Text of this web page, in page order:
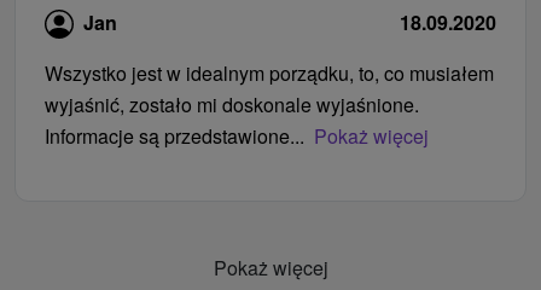
Jan
18.09.2020
Wszystko jest w idealnym porządku, to, co musiałem
wyjaśnić, zostało mi doskonale wyjaśnione.
Informacje są przedstawione... Pokaż więcej
Pokaż więcej